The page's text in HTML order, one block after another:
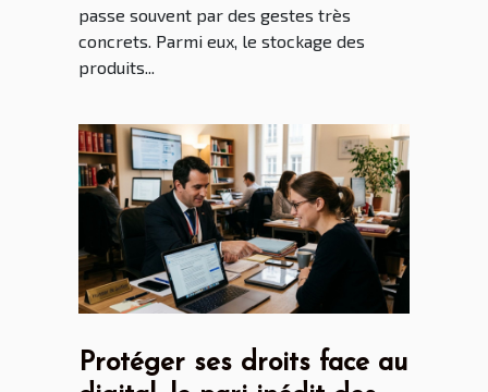
passe souvent par des gestes très
concrets. Parmi eux, le stockage des
produits...
Protéger ses droits face au